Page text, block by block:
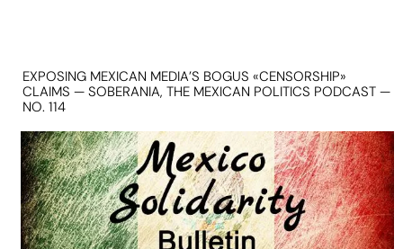
EXPOSING MEXICAN MEDIA’S BOGUS «CENSORSHIP»
CLAIMS — SOBERANIA, THE MEXICAN POLITICS PODCAST —
NO. 114